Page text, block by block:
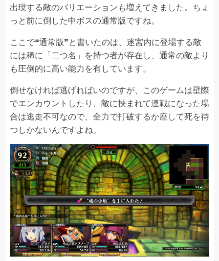
出現する敵のバリエーションも増えてきました。ちょ
っと前に倒した中ボスの通常版ですね。
ここで❝通常版❞と書いたのは、迷宮内に登場する敵
には稀に「二つ名」を持つ者が存在し、通常の敵より
も圧倒的に高い能力を有しています。
倒せなければ逃げればいのですが、このゲームは壁際
でエンカウントしたり、敵に挟まれて連戦になった場
合は逃走不可なので、全力で打破するか座して死を待
つしかないんですよね。